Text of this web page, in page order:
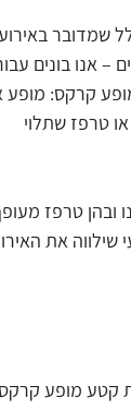
שמדובר
– אנו בונים
קרקס: מופע
או טרפז שתלוי
ובהן טרפז
שילווה את
קטע מופע